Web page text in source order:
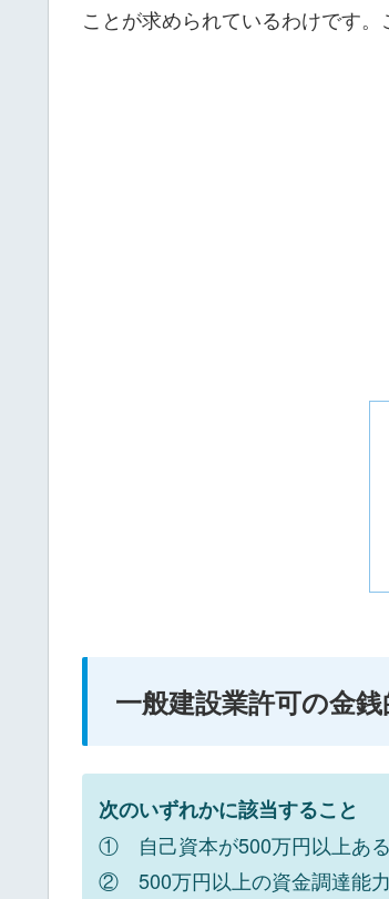
ことが求められているわけです
一般建設業許可の金
次のいずれかに該当すること
① 自己資本が500万円以上ある
② 500万円以上の資金調達能力